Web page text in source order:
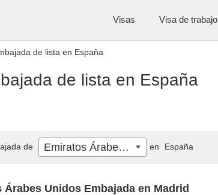
Visas Visa de trabajo
de lista en España
de lista en España
Árabes Unidos Embajada en Madrid
de Emiratos Árabes Unidos en España